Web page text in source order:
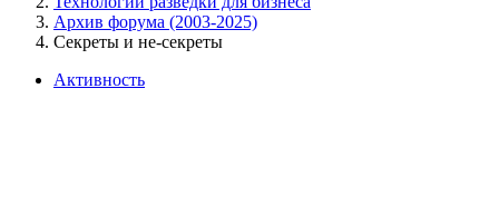
Архив форума (2003-2025)
Секреты и не-секреты
Активность